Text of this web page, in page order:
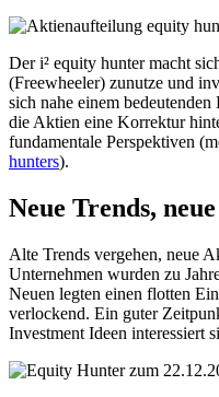
Der i² equity hunter macht
(Freewheeler) zunutze und
sich nahe einem
die Aktien eine Korrektur
fundamentale Perspektiven
hunters).
Neue Trends,
Alte Trends vergehen, neue
Unternehmen wurden zu
Neuen legten einen flotten
verlockend. Ein guter
Investment Ideen interessiert